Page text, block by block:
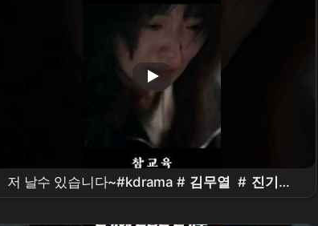
저 날수 있습니다~#kdrama # 김무열 # 진기주
#표지훈 # 이성민 # 참교육 드라마 # Netflix